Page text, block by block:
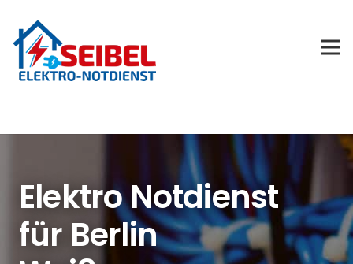
Elektro Notdienst
für Berlin